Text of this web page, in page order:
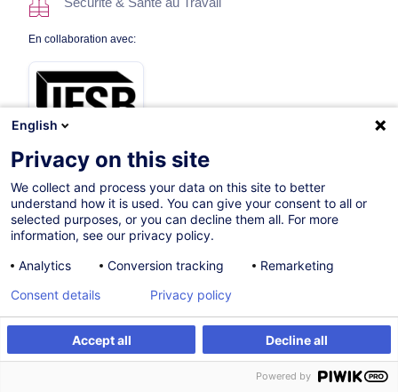
Être alerté Formation sur mesure
En collaboration avec:
Sur demande
4h
Cours du jour
French / Français
007190
English
Privacy on this site
We collect and process your data on this site to better
understand how it is used. You can give your consent to all or
selected purposes, or you can decline them all. For more
information, see our privacy policy.
Analytics
Conversion tracking Remarketing
Accept all Decline all
Consent details Privacy policy
Powered by